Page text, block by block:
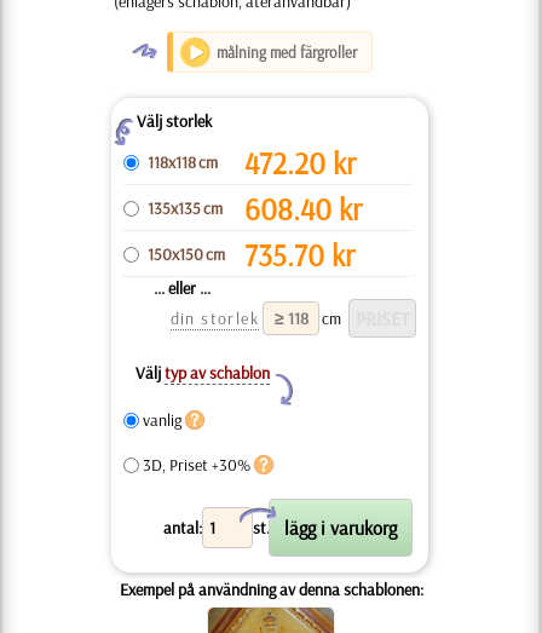
O målning med färgroller
ZVälj storlek
118x118 cm
472.20 kr
135x135 cm 608.40 kr
150x150 cm 735.70 kr
... eller ...
din storlek
cm
Väljtyp av schablon
Y
vanlig
3D, Priset +30%
antal: st.
X
Exempel på användning av denna schablonen: